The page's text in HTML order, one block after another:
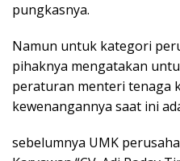
pungkasnya.
Namun untuk kategori
pihaknya mengatakan
peraturan menteri tenaga
kewenangannya saat ini
sebelumnya UMK